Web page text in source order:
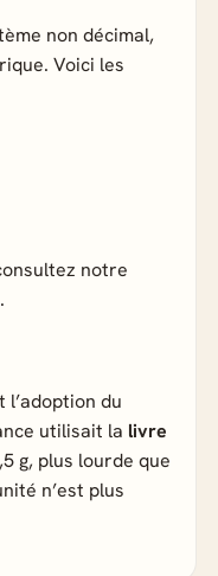
non décimal,
Voici les
notre
.
du
utilisait la livre
g, plus lourde que
n’est plus